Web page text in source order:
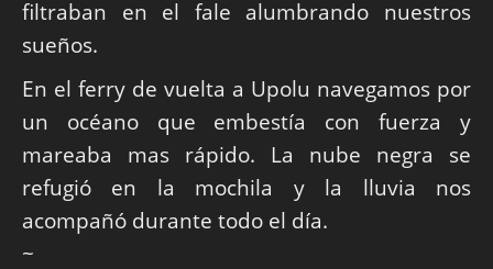
filtraban en el fale alumbrando nuestros
sueños.
En el ferry de vuelta a Upolu navegamos por
un océano que embestía con fuerza y
mareaba mas rápido. La nube negra se
refugió en la mochila y la lluvia nos
acompañó durante todo el día.
~